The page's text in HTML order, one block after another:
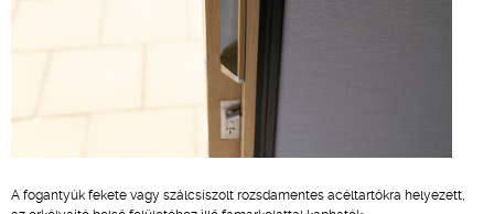
A fogantyúk fekete vagy szálcsiszolt rozsdamentes acéltartókra helyezett,